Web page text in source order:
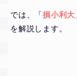
では、「損小利大
を解説します。